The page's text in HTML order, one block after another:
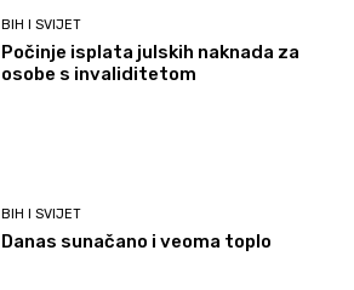
BIH I SVIJET
Počinje isplata julskih naknada za
osobe s invaliditetom
BIH I SVIJET
Danas sunačano i veoma toplo